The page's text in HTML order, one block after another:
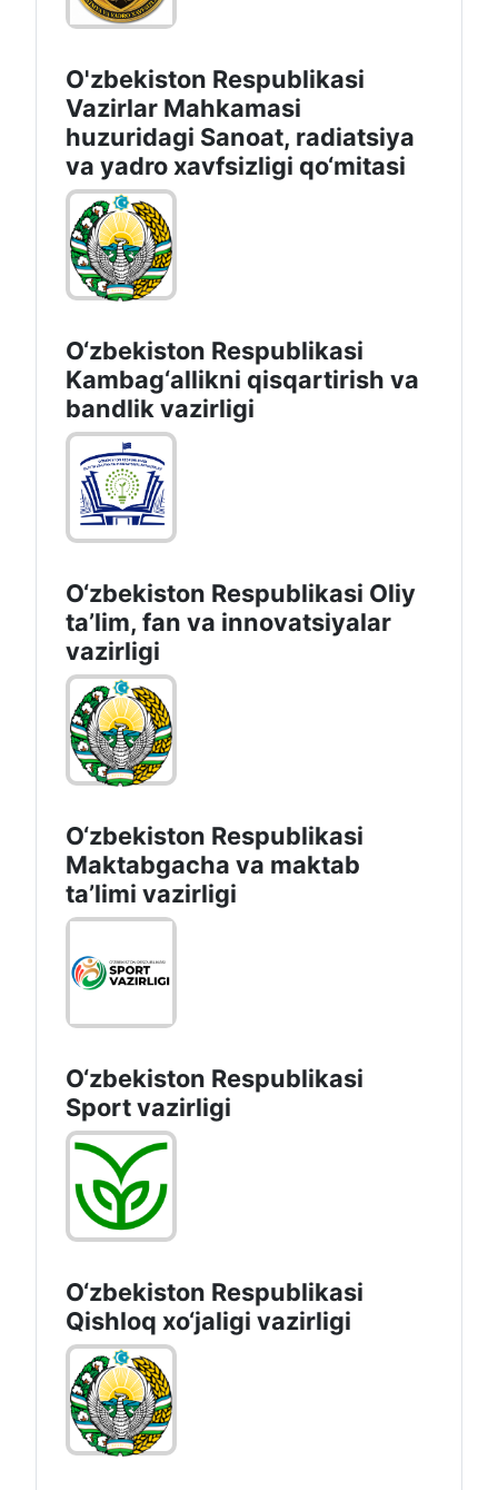
O'zbekiston Respublikasi
Vazirlar Mahkamasi
huzuridagi Sanoat, radiatsiya
va yadro xavfsizligi qo‘mitasi
O‘zbekiston Respublikasi
Kambag‘allikni qisqartirish va
bandlik vazirligi
O‘zbekiston Respublikasi Oliy
taʼlim, fan va innovatsiyalar
vazirligi
O‘zbekiston Respublikasi
Maktabgacha va maktab
taʼlimi vazirligi
O‘zbekiston Respublikasi
Sport vazirligi
O‘zbekiston Respublikasi
Qishloq хo‘jаligi vаzirligi